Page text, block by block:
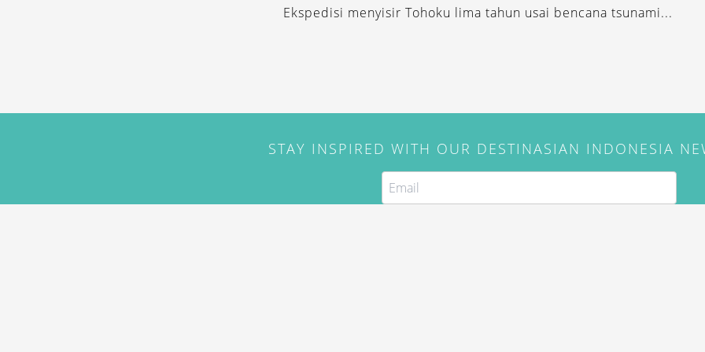
Ekspedisi menyisir Tohoku lima tahun usai bencana tsunami...
STAY INSPIRED WITH OUR DESTINASIAN INDONESIA